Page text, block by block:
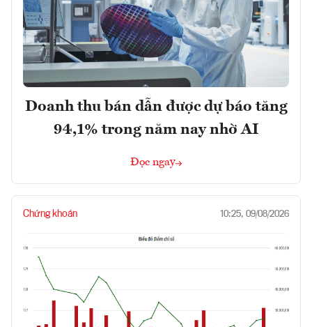
Doanh thu bán dẫn được dự báo tăng
94,1% trong năm nay nhờ AI
Đọc ngay
Chứng khoán 10:25, 09/08/2026